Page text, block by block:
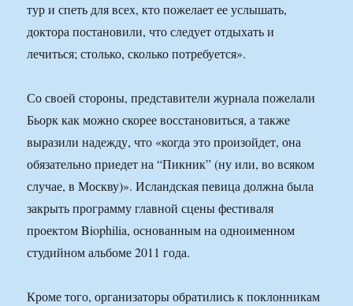
тур и спеть для всех, кто пожелает ее услышать,
доктора постановили, что следует отдыхать и
лечиться; столько, сколько потребуется».
Со своей стороны, представители журнала пожелали
Бьорк как можно скорее восстановиться, а также
выразили надежду, что «когда это произойдет, она
обязательно приедет на “Пикник” (ну или, во всяком
случае, в Москву)». Исландская певица должна была
закрыть программу главной сцены фестиваля
проектом Biophilia, основанным на одноименном
студийном альбоме 2011 года.
Кроме того, организаторы обратились к поклонникам